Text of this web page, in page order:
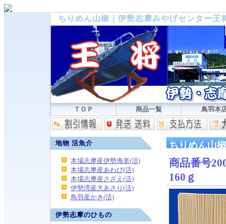
ちりめん山椒｜伊勢志摩みやげセンター王
ＴＯＰ 商品一覧 鳥羽本
地物 活魚介
本場志摩産伊勢海老(活)
本場志摩産あわび(活)
本場志摩産さざえ(活)
伊勢湾産大あさり(活)
鳥羽産かき(活)
伊勢志摩のひもの
ちりめん山椒
商品番号
160ｇ